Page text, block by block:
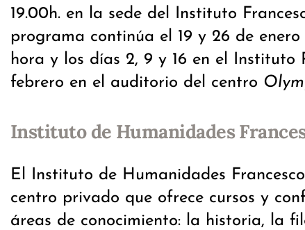
19.00h. en la sede del Instituto
programa continúa el 19 y 26 de
hora y los días 2, 9 y 16 en el Instituto
febrero en el auditorio del centro
Instituto de Humanidades
El Instituto de Humanidades
centro privado que ofrece cursos y
áreas de conocimiento: la historia, la